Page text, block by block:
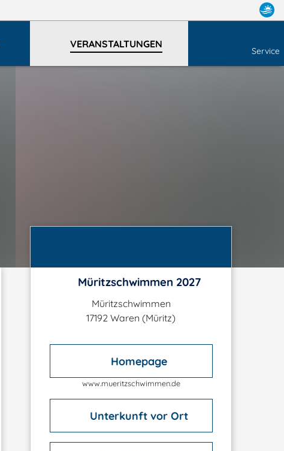
VERANSTALTUNGEN
Service
Müritzschwimmen 2027
Müritzschwimmen
17192 Waren (Müritz)
Homepage
www.mueritzschwimmen.de
Unterkunft vor Ort